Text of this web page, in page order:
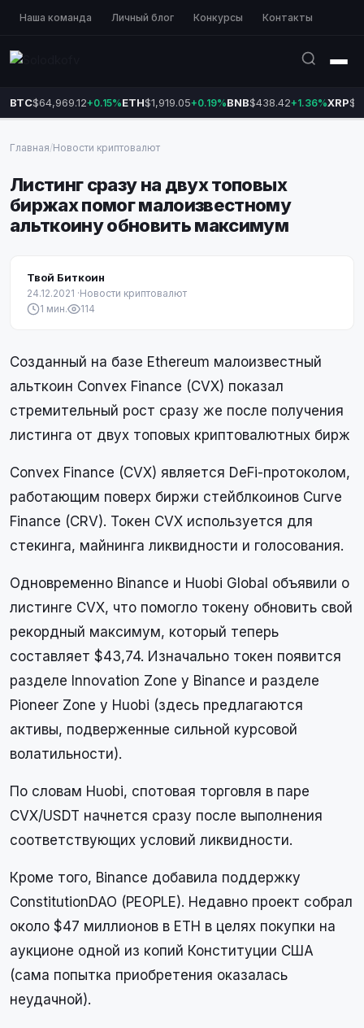
Наша команда Личный блог Конкурсы Контакты
BTC$64,969.12+0.15%ETH$1,919.05+0.19%BNB$438.42+1.36%XRP
Главная/Новости криптовалют
Листинг сразу на двух топовых
биржах помог малоизвестному
альткоину обновить максимум
Твой Биткоин
24.12.2021 ·Новости криптовалют
1 мин.
114
Созданный на базе Ethereum малоизвестный
альткоин Convex Finance (CVX) показал
стремительный рост сразу же после получения
листинга от двух топовых криптовалютных бирж
Convex Finance (CVX) является DeFi-протоколом,
работающим поверх биржи стейблкоинов Curve
Finance (CRV). Токен CVX используется для
стекинга, майнинга ликвидности и голосования.
Одновременно Binance и Huobi Global объявили о
листинге CVX, что помогло токену обновить свой
рекордный максимум, который теперь
составляет $43,74. Изначально токен появится
разделе Innovation Zone у Binance и разделе
Pioneer Zone у Huobi (здесь предлагаются
активы, подверженные сильной курсовой
волатильности).
По словам Huobi, спотовая торговля в паре
CVX/USDT начнется сразу после выполнения
соответствующих условий ликвидности.
Кроме того, Binance добавила поддержку
ConstitutionDAO (PEOPLE). Недавно проект собрал
около $47 миллионов в ETH в целях покупки на
аукционе одной из копий Конституции США
(сама попытка приобретения оказалась
неудачной).